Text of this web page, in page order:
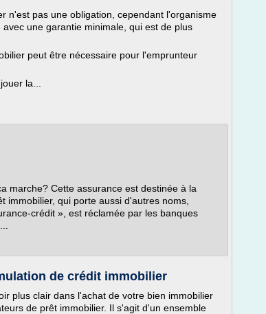
n'est pas une obligation, cependant l'organisme
une garantie minimale, qui est de plus
peut être nécessaire pour l'emprunteur
la...
marche? Cette assurance est destinée à la
immobilier, qui porte aussi d'autres noms,
crédit », est réclamée par les banques
de crédit immobilier
plus clair dans l'achat de votre bien immobilier
de prêt immobilier. Il s'agit d'un ensemble